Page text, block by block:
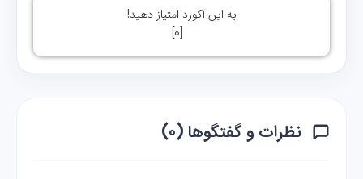
به این آکورد امتیاز دهید!
[
0
]
نظرات و گفتگوها (۰)